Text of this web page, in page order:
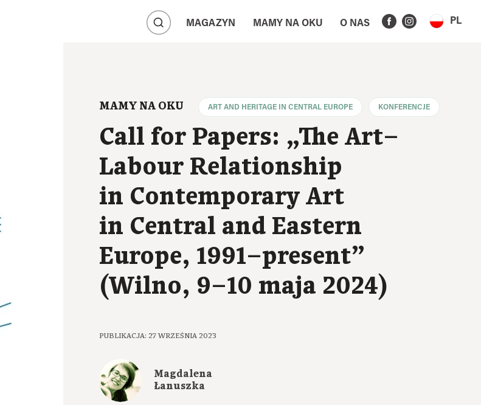
MAGAZYN MAMY NA OKU O NAS PL
MAMY NA OKU ART AND HERITAGE IN CENTRAL EUROPE KONFERENCJE
Call for Papers: „The Art–
Labour Relationship
in Contemporary Art
in Central and Eastern
Europe, 1991–present”
(Wilno, 9–10 maja 2024)
PUBLIKACJA: 27 WRZEŚNIA 2023
Magdalena
Łanuszka